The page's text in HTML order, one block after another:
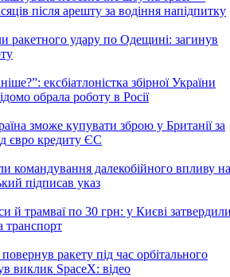
після арешту за водіння напідпитку
ракетного удару по Одещині: загинув
ексбіатлоністка збірної України
обрала роботу в Росії
зможе купувати зброю у Британії за
євро кредиту ЄС
командування далекобійного впливу на
підписав указ
й трамваї по 30 грн: у Києві
транспорт
ракету під час орбітального
виклик SpaceX: відео